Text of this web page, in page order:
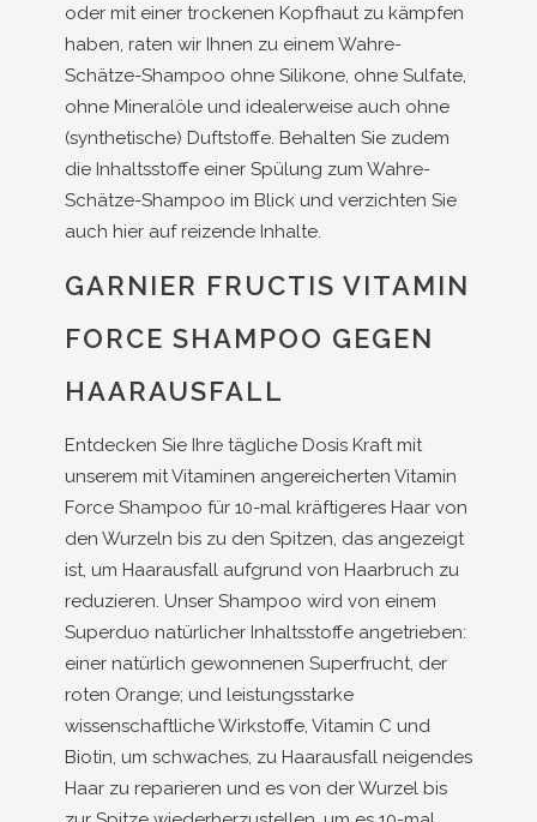
oder mit einer trockenen Kopfhaut zu kämpfen
haben, raten wir Ihnen zu einem Wahre-
Schätze-Shampoo ohne Silikone, ohne Sulfate,
ohne Mineralöle und idealerweise auch ohne
(synthetische) Duftstoffe. Behalten Sie zudem
die Inhaltsstoffe einer Spülung zum Wahre-
Schätze-Shampoo im Blick und verzichten Sie
auch hier auf reizende Inhalte.
GARNIER FRUCTIS VITAMIN
FORCE SHAMPOO GEGEN
HAARAUSFALL
Entdecken Sie Ihre tägliche Dosis Kraft mit
unserem mit Vitaminen angereicherten Vitamin
Force Shampoo für 10-mal kräftigeres Haar von
den Wurzeln bis zu den Spitzen, das angezeigt
ist, um Haarausfall aufgrund von Haarbruch zu
reduzieren. Unser Shampoo wird von einem
Superduo natürlicher Inhaltsstoffe angetrieben:
einer natürlich gewonnenen Superfrucht, der
roten Orange; und leistungsstarke
wissenschaftliche Wirkstoffe, Vitamin C und
Biotin, um schwaches, zu Haarausfall neigendes
Haar zu reparieren und es von der Wurzel bis